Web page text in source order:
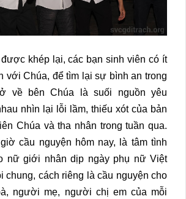
khép lại, các bạn sinh viên có ít
với Chúa, để tìm lại sự bình an trong
về bên Chúa là suối nguồn yêu
nhìn lại lỗi lầm, thiếu xót của bản
Chúa và tha nhân trong tuần qua.
cầu nguyện hôm nay, là tâm tình
nữ giới nhân dịp ngày phụ nữ Việt
chung, cách riêng là cầu nguyện cho
người mẹ, người chị em của mỗi